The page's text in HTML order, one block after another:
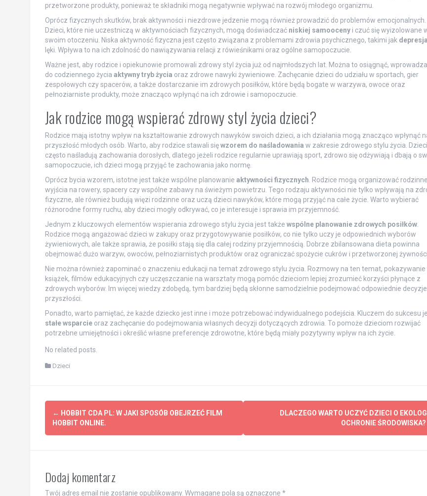
przetworzone produkty, ponieważ te składniki mogą negatywnie wpływać na rozwój młodego organizmu.
Oprócz fizycznych skutków, brak aktywności i niezdrowe jedzenie mogą również prowadzić do problemów emocjonalnych.
Dzieci, które nie uczestniczą w aktywnościach fizycznych, mogą doświadczać niskiej samoocenyi czuć się wyizolowane
swoim otoczeniu. Niska aktywność fizyczna jest często związana z problemami zdrowia psychicznego, takimi jak depresja
lęki. Wpływa to na ich zdolność do nawiązywania relacji z rówieśnikami oraz ogólne samopoczucie.
Ważne jest, aby rodzice i opiekunowie promowali zdrowy styl życia już od najmłodszych lat. Można to osiągnąć,
do codziennego życia aktywny tryb życia oraz zdrowe nawyki żywieniowe. Zachęcanie dzieci do udziału w sportach, gier
zespołowych czy spacerów, a także dostarczanie im zdrowych posiłków, które będą bogate w warzywa, owoce oraz
pełnoziarniste produkty, może znacząco wpłynąć na ich zdrowie i samopoczucie.
Jak rodzice mogą wspierać zdrowy styl życia dzieci?
Rodzice mają istotny wpływ na kształtowanie zdrowych nawyków swoich dzieci, a ich działania mogą znacząco wpłynąć
przyszłość młodych osób. Warto, aby rodzice stawali sięwzorem do naśladowania w zakresie zdrowego stylu życia. Dzieci
często naśladują zachowania dorosłych, dlatego jeżeli rodzice regularnie uprawiają sport, zdrowo się odżywiają i dbają o
samopoczucie, ich dzieci mogą przyjąć te zachowania jako normę.
Oprócz bycia wzorem, istotne jest także wspólne planowanie aktywności fizycznych . Rodzice mogą organizować rodzinne
wyjścia na rowery, spacery czy wspólne zabawy na świeżym powietrzu. Tego rodzaju aktywności nie tylko wpływają na
fizyczne, ale również budują więzi rodzinne oraz uczą dzieci nawyków, które mogą przyjąć na całe życie. Warto wybierać
różnorodne formy ruchu, aby dzieci mogły odkrywać, co je interesuje i sprawia im przyjemność.
Jednym z kluczowych elementów wspierania zdrowego stylu życia jest także wspólne planowanie zdrowych posiłków.
Rodzice mogą angażować dzieci w zakupy oraz przygotowywanie posiłków, co nie tylko uczy je odpowiednich wyborów
żywieniowych, ale także sprawia, że posiłki stają się dla całej rodziny przyjemnością. Dobrze zbilansowana dieta powinna
obejmować dużo warzyw, owoców, pełnoziarnistych produktów oraz ograniczać spożycie cukrów i przetworzonej żywności.
Nie można również zapominać o znaczeniu edukacji na temat zdrowego stylu życia. Rozmowy na ten temat, pokazywanie
książek, filmów edukacyjnych czy uczęszczanie na warsztaty mogą pomóc dzieciom lepiej zrozumieć korzyści płynące z
zdrowych wyborów. Im więcej wiedzy zdobędą, tym bardziej będą skłonne samodzielnie podejmować odpowiednie
przyszłości.
Ponadto, warto pamiętać, że każde dziecko jest inne i może potrzebować indywidualnego podejścia. Kluczem do sukcesu
stałe wsparcieoraz zachęcanie do podejmowania własnych decyzji dotyczących zdrowia. To pomoże dzieciom rozwijać
potrzebne umiejętności i określić własne preferencje zdrowotne, które będą miały pozytywny wpływ na ich życie.
No related posts.
Dzieci
Post
navigation
← HOBBIT CDA PL: W JAKI SPOSÓB OBEJRZEĆ FILM
HOBBIT ONLINE.
DLACZEGO WARTO UCZYĆ DZIECI O
OCHRONIE ŚRODOWISKA?
Dodaj komentarz
Twój adres email nie zostanie opublikowany. Wymagane pola są oznaczone *